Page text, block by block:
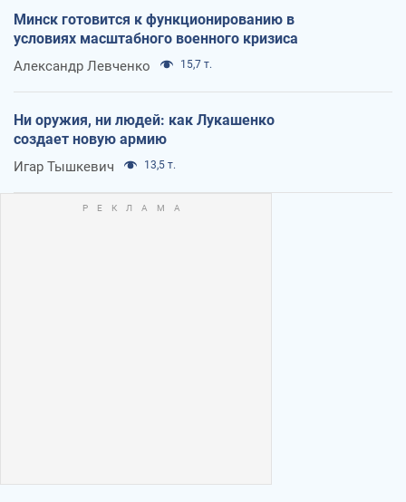
Минск готовится к функционированию в
условиях масштабного военного кризиса
Александр Левченко 15,7 т.
Ни оружия, ни людей: как Лукашенко
создает новую армию
Игар Тышкевич 13,5 т.